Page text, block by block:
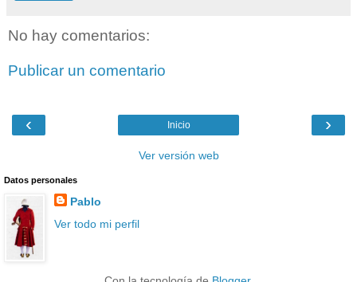
No hay comentarios:
Publicar un comentario
‹ ›
Inicio
Ver versión web
Datos personales
Pablo
Ver todo mi perfil